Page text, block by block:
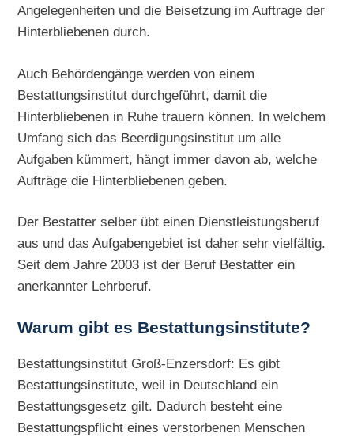
Angelegenheiten und die Beisetzung im Auftrage der
Hinterbliebenen durch.
Auch Behördengänge werden von einem
Bestattungsinstitut durchgeführt, damit die
Hinterbliebenen in Ruhe trauern können. In welchem
Umfang sich das Beerdigungsinstitut um alle
Aufgaben kümmert, hängt immer davon ab, welche
Aufträge die Hinterbliebenen geben.
Der Bestatter selber übt einen Dienstleistungsberuf
aus und das Aufgabengebiet ist daher sehr vielfältig.
Seit dem Jahre 2003 ist der Beruf Bestatter ein
anerkannter Lehrberuf.
Warum gibt es Bestattungsinstitute?
Bestattungsinstitut Groß-Enzersdorf: Es gibt
Bestattungsinstitute, weil in Deutschland ein
Bestattungsgesetz gilt. Dadurch besteht eine
Bestattungspflicht eines verstorbenen Menschen